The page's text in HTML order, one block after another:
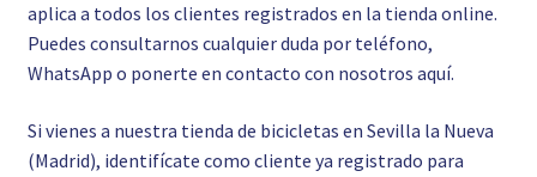
aplica a todos los clientes registrados en la tienda online.
Puedes consultarnos cualquier duda por teléfono,
WhatsApp o ponerte en contacto con nosotros aquí.
Si vienes a nuestra tienda de bicicletas en Sevilla la Nueva
(Madrid), identifícate como cliente ya registrado para